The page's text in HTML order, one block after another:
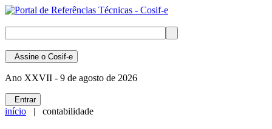
Assine o Cosif-e
Ano XXVII - 9 de agosto de 2026
Entrar
início | contabilidade